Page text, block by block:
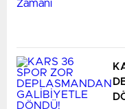
AFC Fylde
Wealdstone